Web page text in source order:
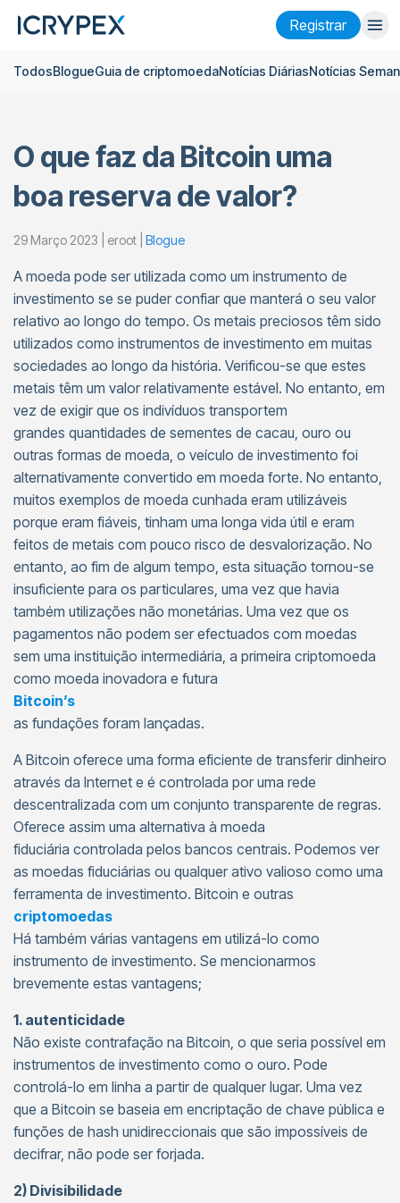
Registrar
Entrar Registrar
Empresa
Pesquisar
Ajuda
Futurosx50
Language Português
Tema
TodosBlogueGuia de criptomoedaNotícias DiáriasNotícias
O que faz da Bitcoin uma
boa reserva de valor?
29 Março 2023 | eroot | Blogue
A moeda pode ser utilizada como um instrumento de
investimento se se puder confiar que manterá o seu valor
relativo ao longo do tempo. Os metais preciosos têm sido
utilizados como instrumentos de investimento em muitas
sociedades ao longo da história. Verificou-se que estes
metais têm um valor relativamente estável. No entanto, em
vez de exigir que os indivíduos transportem
grandes quantidades de sementes de cacau, ouro ou
outras formas de moeda, o veículo de investimento foi
alternativamente convertido em moeda forte. No entanto,
muitos exemplos de moeda cunhada eram utilizáveis
porque eram fiáveis, tinham uma longa vida útil e eram
feitos de metais com pouco risco de desvalorização. No
entanto, ao fim de algum tempo, esta situação tornou-se
insuficiente para os particulares, uma vez que havia
também utilizações não monetárias. Uma vez que os
pagamentos não podem ser efectuados com moedas
sem uma instituição intermediária, a primeira criptomoeda
como moeda inovadora e futura
Bitcoin’s
as fundações foram lançadas.
A Bitcoin oferece uma forma eficiente de transferir dinheiro
através da Internet e é controlada por uma rede
descentralizada com um conjunto transparente de regras.
Oferece assim uma alternativa à moeda
fiduciária controlada pelos bancos centrais. Podemos ver
as moedas fiduciárias ou qualquer ativo valioso como uma
ferramenta de investimento. Bitcoin e outras
criptomoedas
Há também várias vantagens em utilizá-lo como
instrumento de investimento. Se mencionarmos
brevemente estas vantagens;
1. autenticidade
Não existe contrafação na Bitcoin, o que seria possível em
instrumentos de investimento como o ouro. Pode
controlá-lo em linha a partir de qualquer lugar. Uma vez
que a Bitcoin se baseia em encriptação de chave pública e
funções de hash unidireccionais que são impossíveis de
decifrar, não pode ser forjada.
2) Divisibilidade